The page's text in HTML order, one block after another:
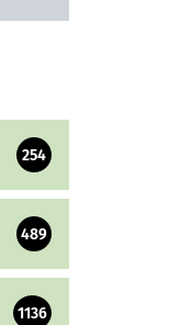
254
489
1136